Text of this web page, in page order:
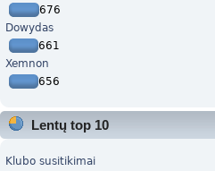
676
Dowydas
661
Xemnon
656
Lentų top 10
Klubo susitikimai